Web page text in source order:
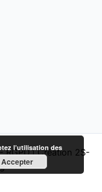
RGPD|Création 2S-
l’utilisation des
Accepter